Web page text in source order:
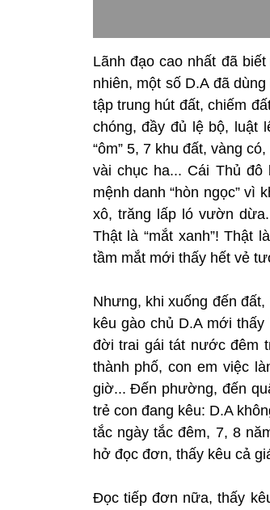
Lãnh đạo cao nhất đã
nhiên, một số D.A đã
tập trung hút đất, chiếm
chóng, đầy đủ lệ bộ, luật
“ôm” 5, 7 khu đất, vàng
vài chục ha... Cái Thủ
mệnh danh “hòn ngọc” vì
xô, trăng lấp ló vườn
Thật là “mắt xanh”! Thật
tầm mắt mới thấy hết vẻ
Nhưng, khi xuống đến
kêu gào chủ D.A mới
đời trai gái tát nước đêm
thành phố, con em việc
giờ... Đến phường, đến
trẻ con đang kêu: D.A
tắc ngày tắc đêm, 7, 8
hở đọc đơn, thấy kêu cả
Đọc tiếp đơn nữa, thấy